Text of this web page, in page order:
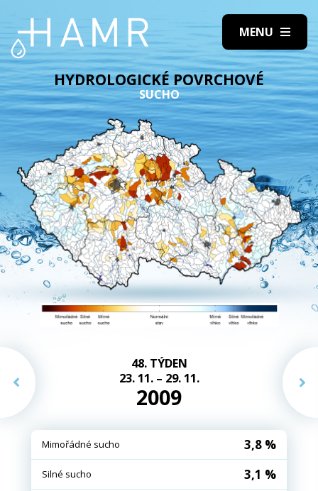
HYDROLOGICKÉ POVRCHOVÉ
SUCHO
48. TÝDEN
23. 11. – 29. 11.
2009
Mimořádné sucho 3,8 %
Silné sucho 3,1 %